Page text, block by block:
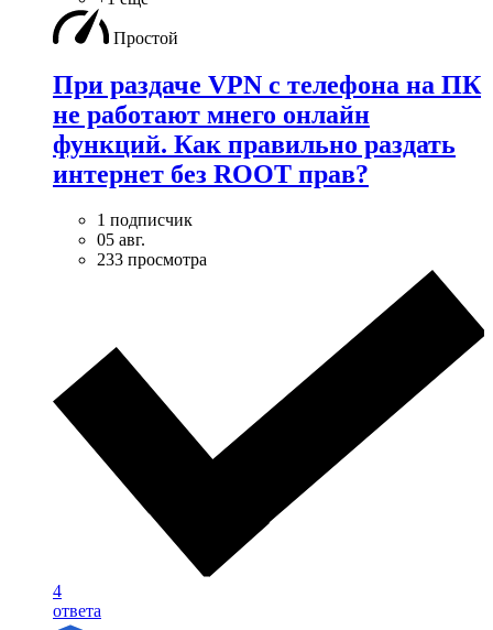
Простой
При раздаче VPN с телефона на ПК
не работают мнего онлайн
функций. Как правильно раздать
интернет без ROOT прав?
1 подписчик
05 авг.
233 просмотра
4
ответа